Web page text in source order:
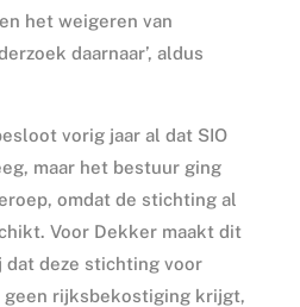
het weigeren van
daarnaar’, aldus
vorig jaar al dat SIO
maar het bestuur ging
omdat de stichting al
Voor Dekker maakt dit
deze stichting voor
rijksbekostiging krijgt,